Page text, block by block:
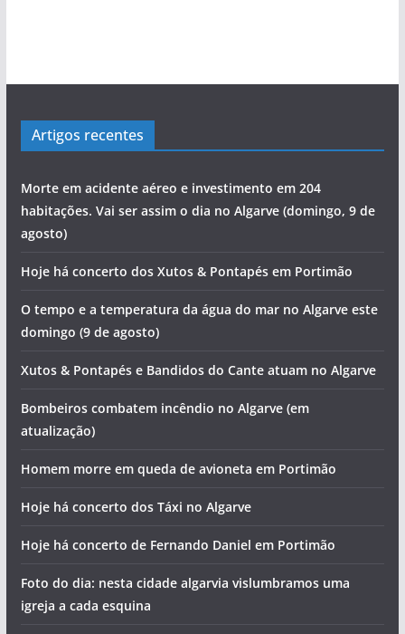
Artigos recentes
Morte em acidente aéreo e investimento em 204
habitações. Vai ser assim o dia no Algarve (domingo, 9 de
agosto)
Hoje há concerto dos Xutos & Pontapés em Portimão
O tempo e a temperatura da água do mar no Algarve este
domingo (9 de agosto)
Xutos & Pontapés e Bandidos do Cante atuam no Algarve
Bombeiros combatem incêndio no Algarve (em
atualização)
Homem morre em queda de avioneta em Portimão
Hoje há concerto dos Táxi no Algarve
Hoje há concerto de Fernando Daniel em Portimão
Foto do dia: nesta cidade algarvia vislumbramos uma
igreja a cada esquina